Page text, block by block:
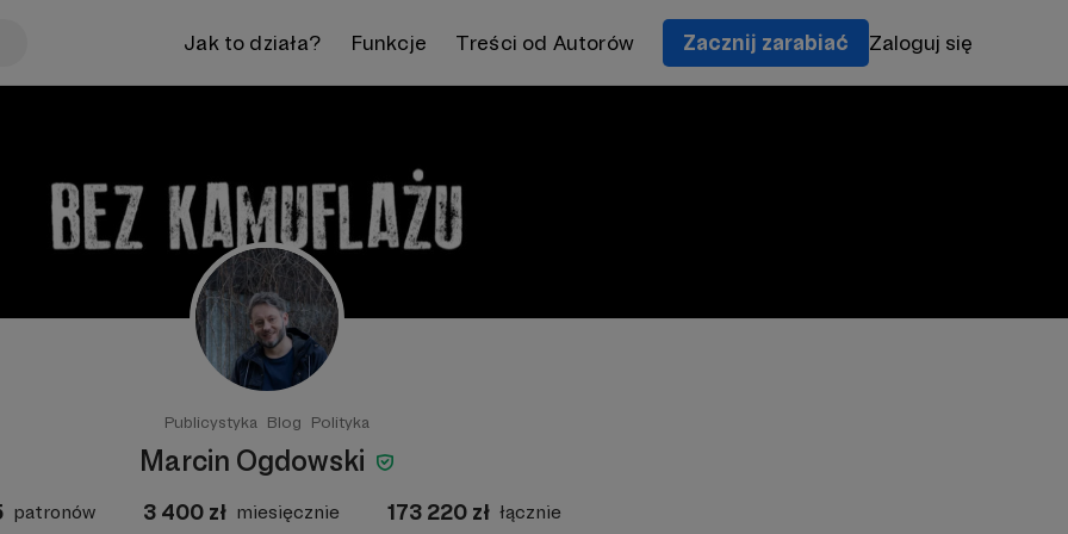
Jak to działa? Funkcje Treści od Autorów Zacznij zarabiać Zaloguj się
Publicystyka Blog Polityka
Marcin Ogdowski
patronów 3 400 zł miesięcznie 173 220 zł łącznie